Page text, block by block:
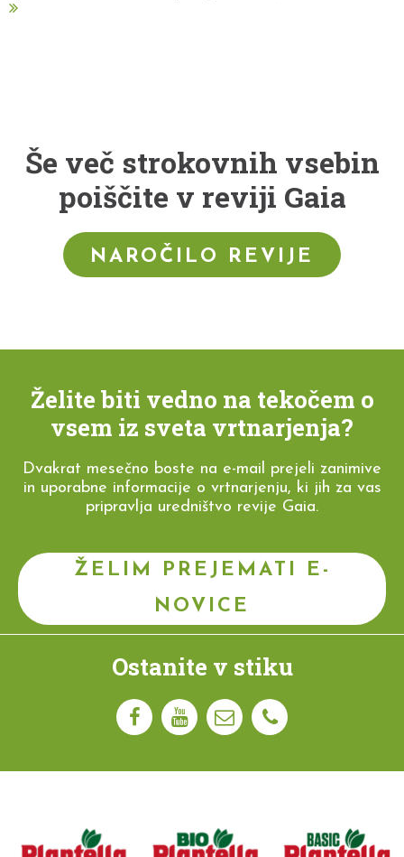
Še več strokovnih vsebin
poiščite v reviji Gaia
NAROČILO REVIJE
Želite biti vedno na tekočem o
vsem iz sveta vrtnarjenja?
Dvakrat mesečno boste na e-mail prejeli zanimive
in uporabne informacije o vrtnarjenju, ki jih za vas
pripravlja uredništvo revije Gaia.
ŽELIM PREJEMATI E-
NOVICE
Ostanite v stiku